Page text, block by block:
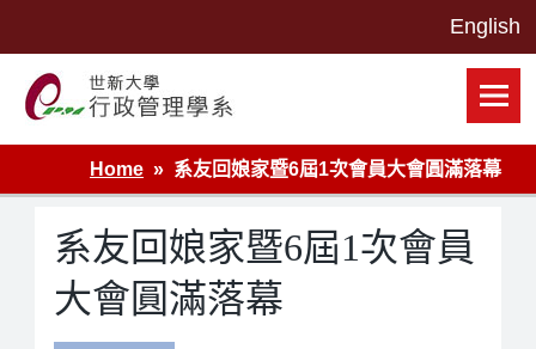
世新大學行政管理學系網站
Home
系友回娘家暨6屆1次會員大會圓滿落幕
系友回娘家暨6屆1次會員
大會圓滿落幕